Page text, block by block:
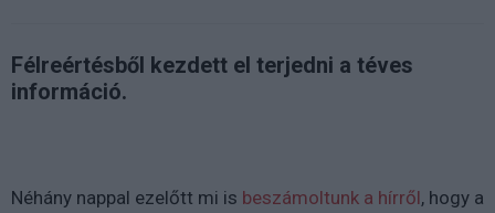
Félreértésből kezdett el terjedni a téves
információ.
Néhány nappal ezelőtt mi is beszámoltunk a hírről, hogy a